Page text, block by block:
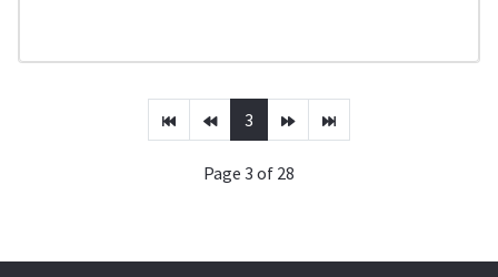
3
Page 3 of 28